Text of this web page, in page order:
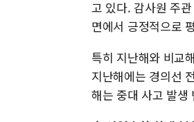
고 있다. 감사원 주
면에서 긍정적으로
특히 지난해와 비교
지난해에는 경의선
해는 중대 사고 발생